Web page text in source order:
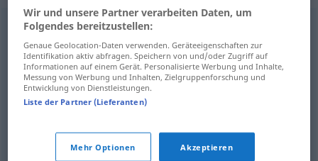
stil
in großemStil
stornjutning
det blev en storsuccé
Wir und unsere Partner verarbeiten Daten, um
Folgendes bereitzustellen:
Genaue Geolocation-Daten verwenden. Geräteeigenschaften zur
Identifikation aktiv abfragen. Speichern von und/oder Zugriff auf
Informationen auf einem Gerät. Personalisierte Werbung und Inhalte,
Messung von Werbung und Inhalten, Zielgruppenforschung und
Entwicklung von Dienstleistungen.
Liste der Partner (Lieferanten)
Mehr Optionen Akzeptieren